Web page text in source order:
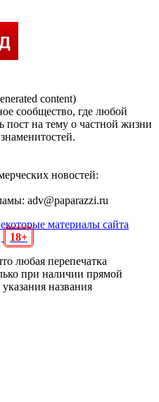
content)
сообщество, где любой
на тему о частной жизни
новостей:
adv@paparazzi.ru
материалы сайта
18+
любая перепечатка
при наличии прямой
названия